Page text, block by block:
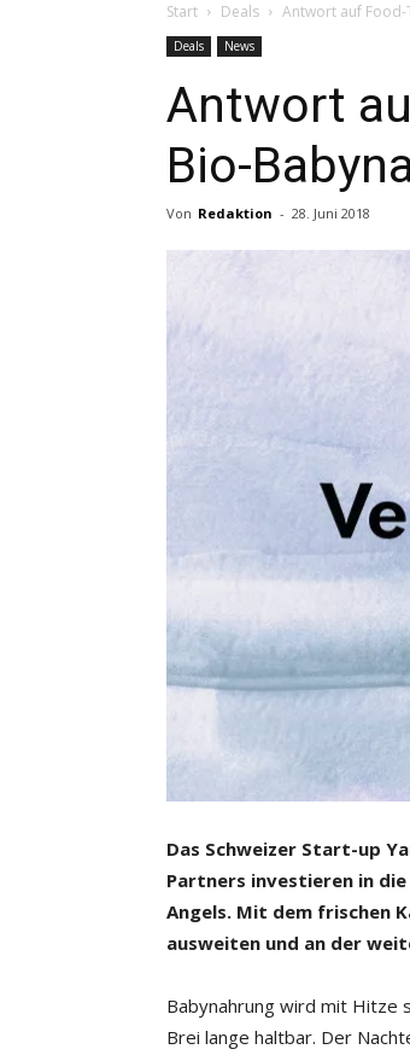
Start Deals Antwort auf
Deals News
Antwort
Bio-
Von Redaktion - 28. Juni 2018
Das Schweizer Start-up
Partners investieren in die
Angels. Mit dem frischen
ausweiten und an der
Babynahrung wird mit Hitze
Brei lange haltbar. Der